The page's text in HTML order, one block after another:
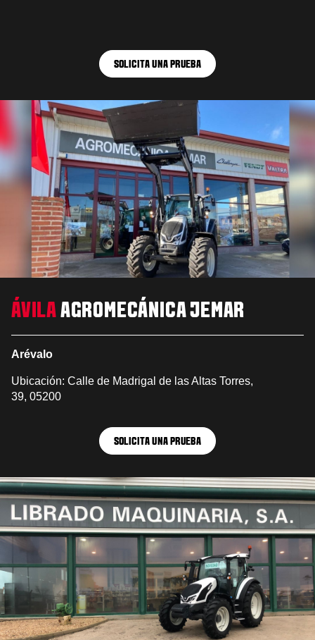
SOLICITA UNA PRUEBA
ÁVILA AGROMECÁNICA JEMAR
Arévalo
Ubicación: Calle de Madrigal de las Altas Torres,
39, 05200
SOLICITA UNA PRUEBA